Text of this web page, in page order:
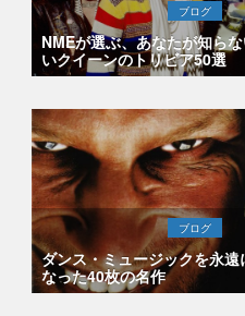
ブログ
NMEが選ぶ、あなたが知ら
いクイーンのトリビア50選
ブログ
ダンス・ミュージックを永遠
なった40枚の名作